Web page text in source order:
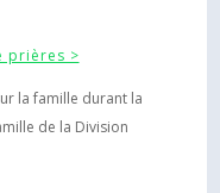
prières >
la famille durant la
de la Division